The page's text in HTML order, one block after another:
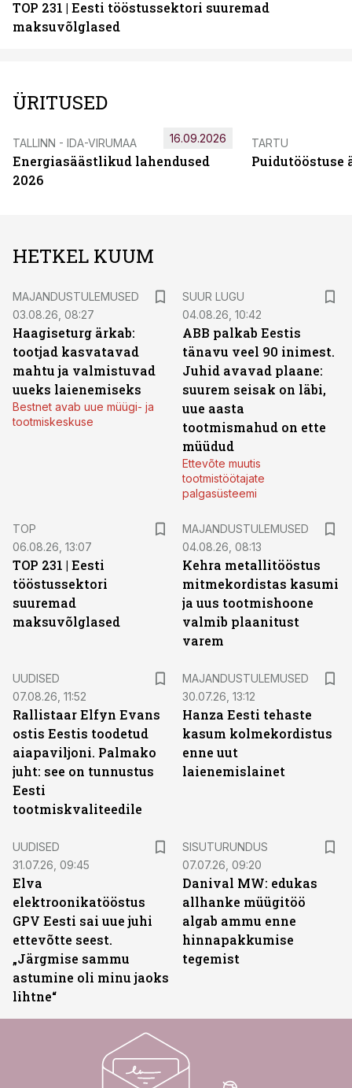
TOP 231 | Eesti tööstussektori suuremad
maksuvõlglased
ÜRITUSED
TALLINN - IDA-VIRUMAA
Energiasäästlikud lahendused
2026
16.09.2026 TARTU
Puidutööstuse
HETKEL KUUM
MAJANDUSTULEMUSED
03.08.26, 08:27
Haagiseturg ärkab:
tootjad kasvatavad
mahtu ja valmistuvad
uueks laienemiseks
Bestnet avab uue müügi- ja
tootmiskeskuse
SUUR LUGU
04.08.26, 10:42
ABB palkab Eestis
tänavu veel 90 inimest.
Juhid avavad plaane:
suurem seisak on läbi,
uue aasta
tootmismahud on ette
müüdud
Ettevõte muutis
tootmistöötajate
palgasüsteemi
TOP
06.08.26, 13:07
TOP 231 | Eesti
tööstussektori
suuremad
maksuvõlglased
MAJANDUSTULEMUSED
04.08.26, 08:13
Kehra metallitööstus
mitmekordistas kasumi
ja uus tootmishoone
valmib plaanitust
varem
UUDISED
07.08.26, 11:52
Rallistaar Elfyn Evans
ostis Eestis toodetud
aiapaviljoni. Palmako
juht: see on tunnustus
Eesti
tootmiskvaliteedile
MAJANDUSTULEMUSED
30.07.26, 13:12
Hanza Eesti tehaste
kasum kolmekordistus
enne uut
laienemislainet
UUDISED
31.07.26, 09:45
Elva
elektroonikatööstus
GPV Eesti sai uue juhi
ettevõtte seest.
„Järgmise sammu
astumine oli minu jaoks
lihtne“
SISUTURUNDUS
07.07.26, 09:20
Danival MW: edukas
allhanke müügitöö
algab ammu enne
hinnapakkumise
tegemist